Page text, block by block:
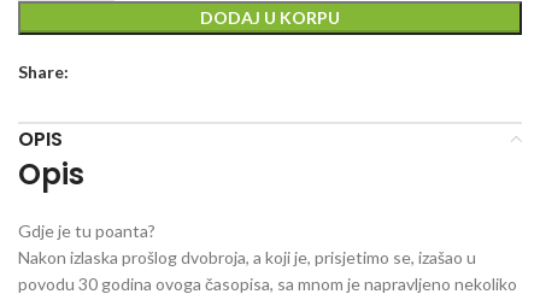
DODAJ U KORPU
Share:
OPIS
Opis
Gdje je tu poanta?
Nakon izlaska prošlog dvobroja, a koji je, prisjetimo se, izašao u
povodu 30 godina ovoga časopisa, sa mnom je napravljeno nekoliko